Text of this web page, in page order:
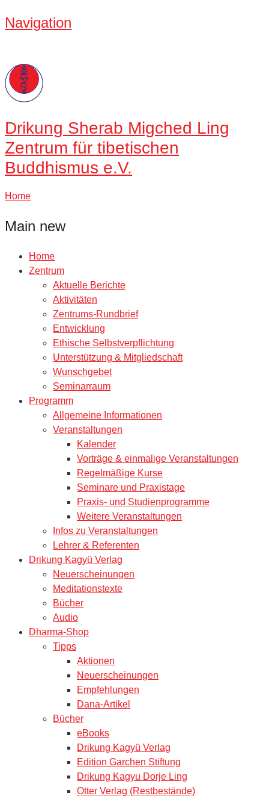
Navigation
Drikung Sherab Migched Ling
Zentrum für tibetischen
Buddhismus e.V.
Home
Main new
Home
Zentrum
Aktuelle Berichte
Aktivitäten
Zentrums-Rundbrief
Entwicklung
Ethische Selbstverpflichtung
Unterstützung & Mitgliedschaft
Wunschgebet
Seminarraum
Programm
Allgemeine Informationen
Veranstaltungen
Kalender
Vorträge & einmalige Veranstaltungen
Regelmäßige Kurse
Seminare und Praxistage
Praxis- und Studienprogramme
Weitere Veranstaltungen
Infos zu Veranstaltungen
Lehrer & Referenten
Drikung Kagyü Verlag
Neuerscheinungen
Meditationstexte
Bücher
Audio
Dharma-Shop
Tipps
Aktionen
Neuerscheinungen
Empfehlungen
Dana-Artikel
Bücher
eBooks
Drikung Kagyü Verlag
Edition Garchen Stiftung
Drikung Kagyu Dorje Ling
Otter Verlag (Restbestände)